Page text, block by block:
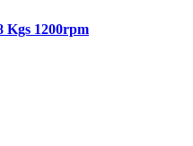
Kgs 1200rpm